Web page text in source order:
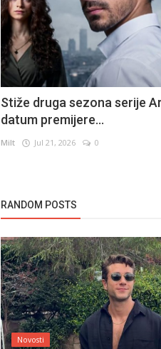
Stiže druga sezona serije
datum premijere...
Milt Jul 21, 2026 0
RANDOM POSTS
Novosti